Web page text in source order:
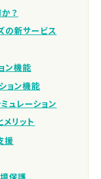
？
の新サービス
ン機能
ョン機能
ュレーション
リット
援
保護